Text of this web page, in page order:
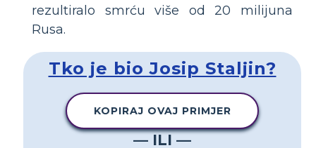
rezultiralo smrću više od 20 milijuna
Rusa.
Tko je bio Josip Staljin?
KOPIRAJ OVAJ PRIMJER
— ILI —